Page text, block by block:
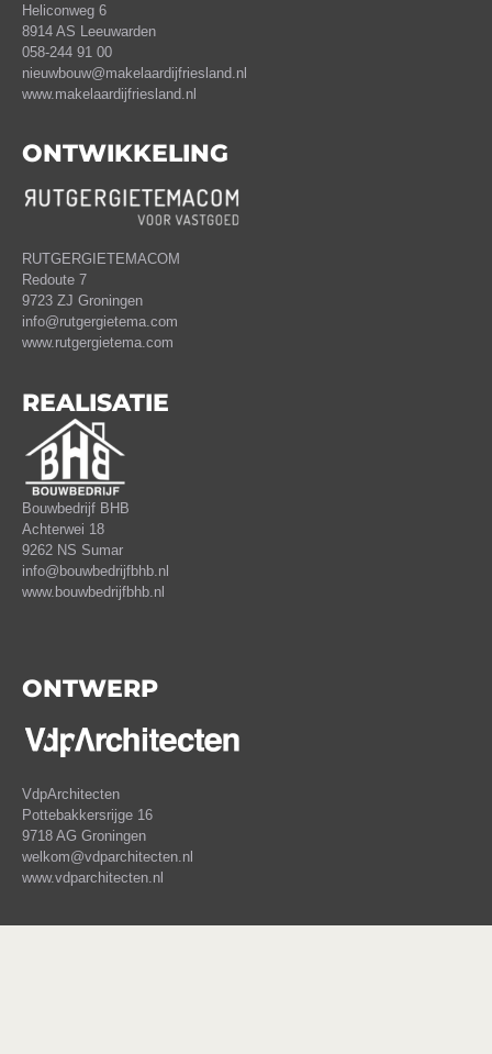
Heliconweg 6
8914 AS Leeuwarden
058-244 91 00
nieuwbouw@makelaardijfriesland.nl
www.makelaardijfriesland.nl
ONTWIKKELING
RUTGERGIETEMACOM
Redoute 7
9723 ZJ Groningen
info@rutgergietema.com
www.rutgergietema.com
REALISATIE
Bouwbedrijf BHB
Achterwei 18
9262 NS Sumar
info@bouwbedrijfbhb.nl
www.bouwbedrijfbhb.nl
ONTWERP
VdpArchitecten
Pottebakkersrijge 16
9718 AG Groningen
welkom@vdparchitecten.nl
www.vdparchitecten.nl